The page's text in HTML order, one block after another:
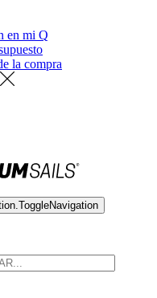
en mi Q
la compra